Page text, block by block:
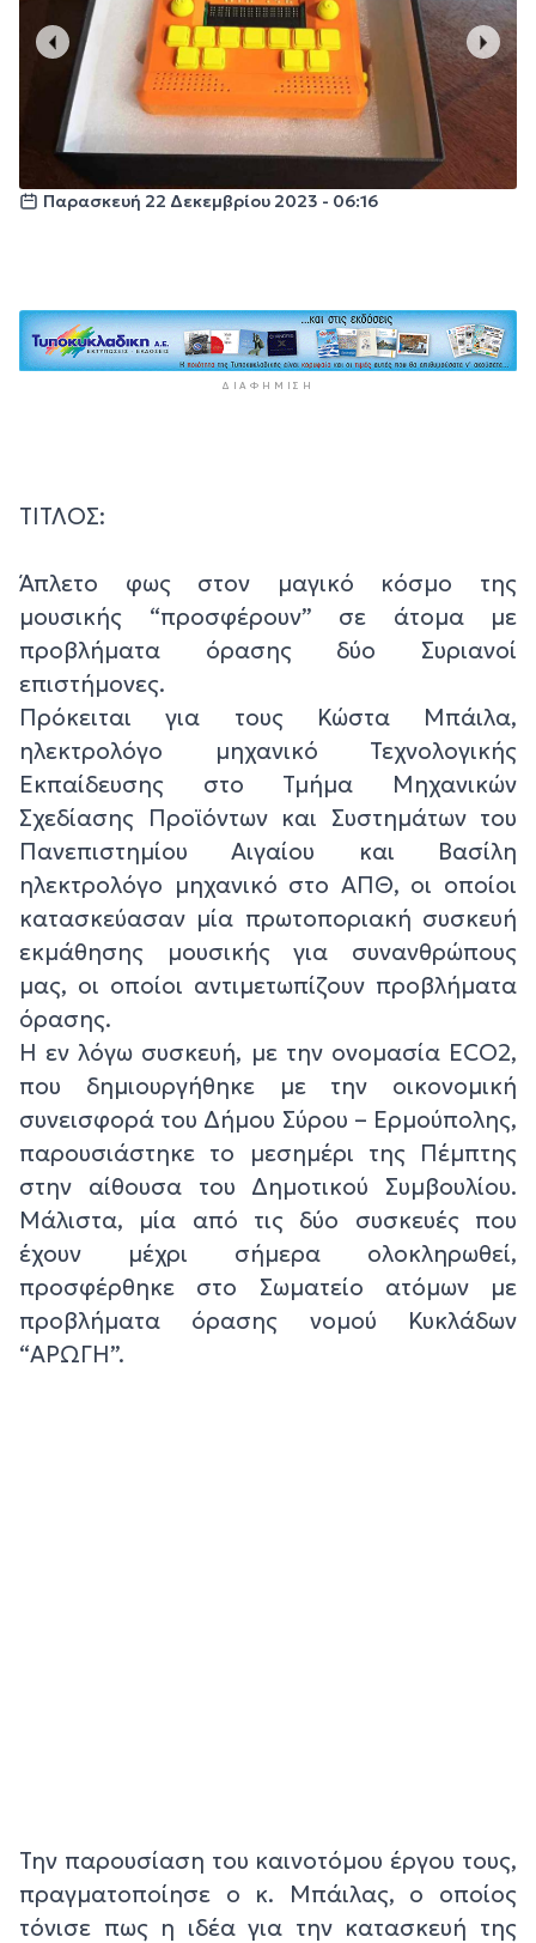
Παρασκευή 22 Δεκεμβρίου 2023 - 06:16
ΔΙΑΦΉΜΙΣΗ
ΤΙΤΛΟΣ:
Άπλετο φως στον μαγικό κόσμο της
μουσικής “προσφέρουν” σε άτομα με
προβλήματα όρασης δύο Συριανοί
επιστήμονες.
Πρόκειται για τους Κώστα Μπάιλα,
ηλεκτρολόγο μηχανικό Τεχνολογικής
Εκπαίδευσης στο Τμήμα Μηχανικών
Σχεδίασης Προϊόντων και Συστημάτων του
Πανεπιστημίου Αιγαίου και Βασίλη
ηλεκτρολόγο μηχανικό στο ΑΠΘ, οι οποίοι
κατασκεύασαν μία πρωτοποριακή συσκευή
εκμάθησης μουσικής για συνανθρώπους
μας, οι οποίοι αντιμετωπίζουν προβλήματα
όρασης.
Η εν λόγω συσκευή, με την ονομασία ECO2,
που δημιουργήθηκε με την οικονομική
συνεισφορά του Δήμου Σύρου – Ερμούπολης,
παρουσιάστηκε το μεσημέρι της Πέμπτης
στην αίθουσα του Δημοτικού Συμβουλίου.
Μάλιστα, μία από τις δύο συσκευές που
έχουν μέχρι σήμερα ολοκληρωθεί,
προσφέρθηκε στο Σωματείο ατόμων με
προβλήματα όρασης νομού Κυκλάδων
“ΑΡΩΓΗ”.
Την παρουσίαση του καινοτόμου έργου τους,
πραγματοποίησε ο κ. Μπάιλας, ο οποίος
τόνισε πως η ιδέα για την κατασκευή της